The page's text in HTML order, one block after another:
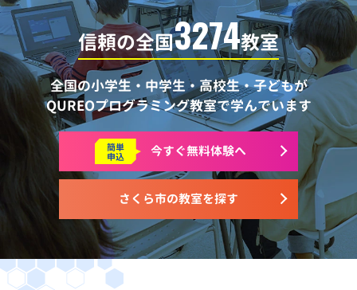
信頼の全国3274教室
全国の小学生・中学生・高校生・子どもが
QUREOプログラミング教室で学んでいます
さくら市の教室を探す
簡単
申込 今すぐ無料体験へ